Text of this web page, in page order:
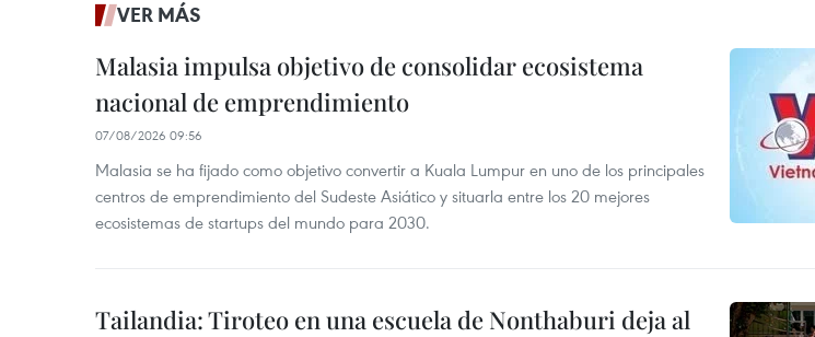
VER MÁS
Malasia impulsa objetivo de consolidar ecosistema
nacional de emprendimiento
07/08/2026 09:56
Malasia se ha fijado como objetivo convertir a Kuala Lumpur en uno de los principales
centros de emprendimiento del Sudeste Asiático y situarla entre los 20 mejores
ecosistemas de startups del mundo para 2030.
Tailandia: Tiroteo en una escuela de Nonthaburi deja al